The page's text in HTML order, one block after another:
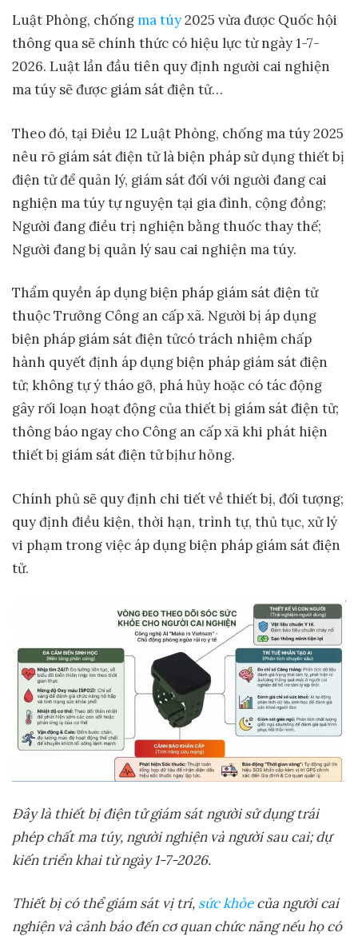
Luật Phòng, chốngma túy2025 vừa được Quốc hội
thông qua sẽ chính thức có hiệu lực từ ngày 1-7-
2026. Luật lần đầu tiên quy định người cai nghiện
ma túy sẽ được giám sát điện tử…
Theo đó, tại Điều 12 Luật Phòng, chống ma túy 2025
nêu rõ giám sát điện tử là biện pháp sử dụng thiết bị
điện tử để quản lý, giám sát đối với người đang cai
nghiện ma túy tự nguyện tại gia đình, cộng đồng;
Người đang điều trị nghiện bằng thuốc thay thế;
Người đang bị quản lý sau cai nghiện ma túy.
Thẩm quyền áp dụng biện pháp giám sát điện tử
thuộc Trưởng Công an cấp xã. Người bị áp dụng
biện pháp giám sát điện tửcó trách nhiệm chấp
hành quyết định áp dụng biện pháp giám sát điện
tử; không tự ý tháo gỡ, phá hủy hoặc có tác động
gây rối loạn hoạt động của thiết bị giám sát điện tử;
thông báo ngay cho Công an cấp xã khi phát hiện
thiết bị giám sát điện tử bịhư hỏng.
Chính phủ sẽ quy định chi tiết về thiết bị, đối tượng;
quy định điều kiện, thời hạn, trình tự, thủ tục, xử lý
vi phạm trong việc áp dụng biện pháp giám sát điện
tử.
Đây là thiết bịđiện tửgiám sát người sửdụng trái
phép chất ma túy, người nghiện và người sau cai; dự
kiến triển khai từngày 1-7-2026.
Thiết bịcó thểgiám sát vịtrí, sức khỏecủa người cai
nghiện và cảnh báo đến cơquan chức năng nếu họcó